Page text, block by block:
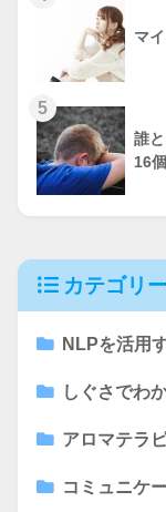
マ
5
誰
16個
カテゴリー
NLPを活用
しぐさでわ
アロマテラ
コミュニケ